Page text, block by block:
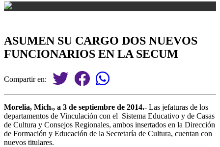
ASUMEN SU CARGO DOS NUEVOS
FUNCIONARIOS EN LA SECUM
Compartir en:
Morelia, Mich., a 3 de septiembre de 2014.- Las jefaturas de los
departamentos de Vinculación con el Sistema Educativo y de Casas
de Cultura y Consejos Regionales, ambos insertados en la Dirección
de Formación y Educación de la Secretaría de Cultura, cuentan con
nuevos titulares.